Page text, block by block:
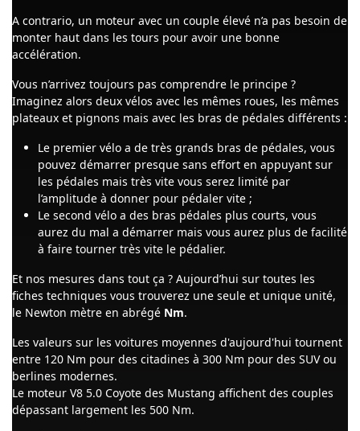
A contrario, un moteur avec un couple élevé n’a pas besoin de
monter haut dans les tours pour avoir une bonne
accélération.
Vous n’arrivez toujours pas comprendre le principe ?
Imaginez alors deux vélos avec les mêmes roues, les mêmes
plateaux et pignons mais avec les bras de pédales différents :
Le premier vélo a de très grands bras de pédales, vous
pouvez démarrer presque sans effort en appuyant sur
les pédales mais très vite vous serez limité par
l’amplitude à donner pour pédaler vite ;
Le second vélo a des bras pédales plus courts, vous
aurez du mal a démarrer mais vous aurez plus de facilité
à faire tourner très vite le pédalier.
Et nos mesures dans tout ça ? Aujourd’hui sur toutes les
fiches techniques vous trouverez une seule et unique unité,
le Newton mètre en abrégé Nm.
Les valeurs sur les voitures moyennes d'aujourd'hui tournent
entre 120 Nm pour des citadines à 300 Nm pour des SUV ou
berlines modernes.
Le moteur V8 5.0 Coyote des Mustang affichent des couples
dépassant largement les 500 Nm.